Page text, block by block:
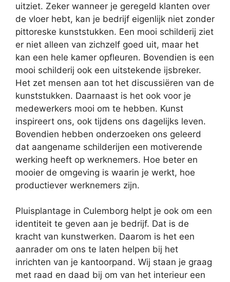
uitziet. Zeker wanneer je geregeld klanten over
de vloer hebt, kan je bedrijf eigenlijk niet zonder
pittoreske kunststukken. Een mooi schilderij ziet
er niet alleen van zichzelf goed uit, maar het
kan een hele kamer opfleuren. Bovendien is een
mooi schilderij ook een uitstekende ijsbreker.
Het zet mensen aan tot het discussiëren van de
kunststukken. Daarnaast is het ook voor je
medewerkers mooi om te hebben. Kunst
inspireert ons, ook tijdens ons dagelijks leven.
Bovendien hebben onderzoeken ons geleerd
dat aangename schilderijen een motiverende
werking heeft op werknemers. Hoe beter en
mooier de omgeving is waarin je werkt, hoe
productiever werknemers zijn.
Pluisplantage in Culemborg helpt je ook om een
identiteit te geven aan je bedrijf. Dat is de
kracht van kunstwerken. Daarom is het een
aanrader om ons te laten helpen bij het
inrichten van je kantoorpand. Wij staan je graag
met raad en daad bij om van het interieur een